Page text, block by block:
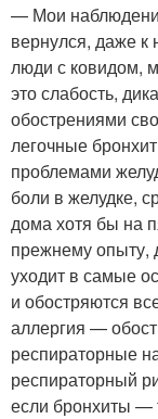
— Мои
вернулся, даже к
люди с ковидом,
это слабость,
обострениями
легочные
проблемами
боли в желудке,
дома хотя бы на
прежнему опыту,
уходит в самые
и обостряются
аллергия —
респираторные
респираторный
если бронхиты —